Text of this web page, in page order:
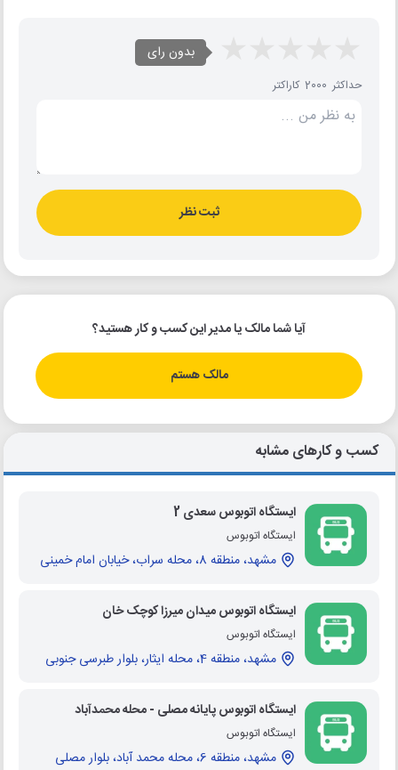
بدون رای
حداکثر 2000 کاراکتر
ثبت نظر
آیا شما مالک یا مدیر این کسب و کار هستید؟
مالک هستم
کسب و کارهای مشابه
ایستگاه اتوبوس سعدی 2
ایستگاه اتوبوس
مشهد، منطقه 8، محله سراب، خیابان امام خمینی
ایستگاه اتوبوس میدان میرزا کوچک خان
ایستگاه اتوبوس
مشهد، منطقه 4، محله ایثار، بلوار طبرسی جنوبی
ایستگاه اتوبوس پایانه مصلی - محله محمدآباد
ایستگاه اتوبوس
مشهد، منطقه 6، محله محمد آباد، بلوار مصلی